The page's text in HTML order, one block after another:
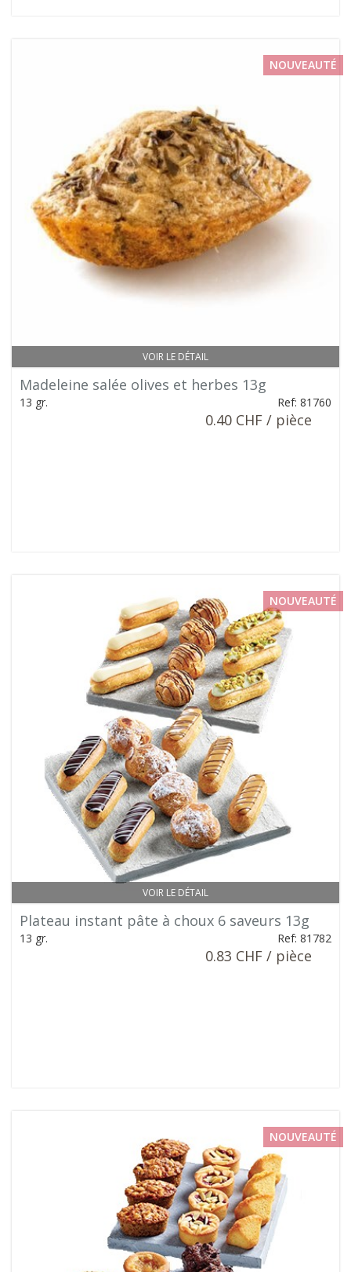
VOIR LE DÉTAIL
NOUVEAUTÉ
Madeleine salée olives et herbes 13g
13 gr. Ref: 81760
0.40 CHF / pièce
VOIR LE DÉTAIL
NOUVEAUTÉ
Plateau instant pâte à choux 6 saveurs 13g
13 gr. Ref: 81782
0.83 CHF / pièce
NOUVEAUTÉ